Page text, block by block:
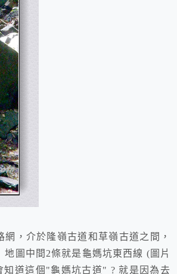
，介於隆嶺古道和草嶺古道之間，
圖中間2條就是龜媽坑東西線 (圖片
道這個"龜媽坑古道" ? 就是因為去